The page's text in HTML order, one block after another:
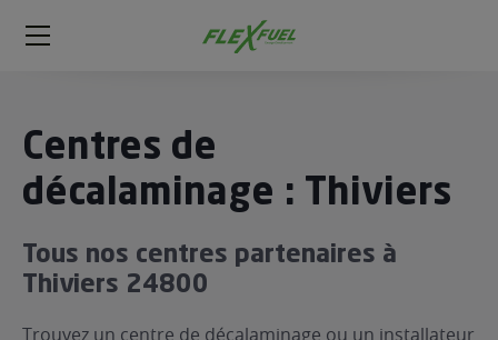
FlexFuel
Méga
Centres de
décalaminage : Thiviers
Tous nos centres partenaires à
Thiviers 24800
Trouvez un centre de décalaminage ou un installateur